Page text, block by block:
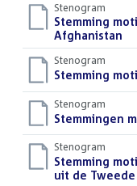
Stenogram
Download
bestand:
Stemming
Afghanistan
Stenogram
Download
bestand:
Stemming
Stenogram
Download
bestand:
Stemmingen
Stenogram
Download
bestand:
Stemming
uit de